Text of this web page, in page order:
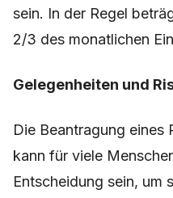
sein. In der Regel
2/3 des monatlichen
Gelegenheiten und
Die Beantragung eines
kann für viele
Entscheidung sein, um